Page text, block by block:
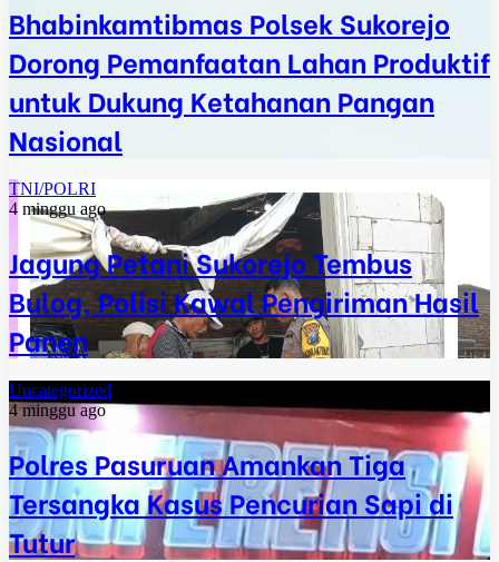
Bhabinkamtibmas Polsek Sukorejo
Dorong Pemanfaatan Lahan Produktif
untuk Dukung Ketahanan Pangan
Nasional
TNI/POLRI
4 minggu ago
Jagung Petani Sukorejo Tembus
Bulog, Polisi Kawal Pengiriman Hasil
Panen
Uncategorized
4 minggu ago
Polres Pasuruan Amankan Tiga
Tersangka Kasus Pencurian Sapi di
Tutur